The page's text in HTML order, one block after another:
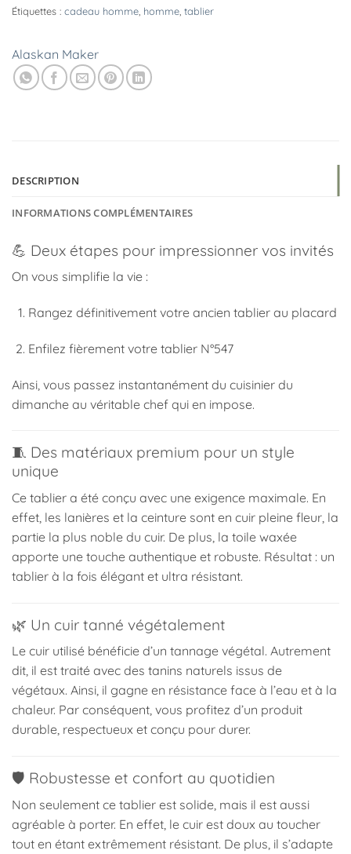
Étiquettes : cadeau homme homme tablier
Alaskan Maker
DESCRIPTION
INFORMATIONS COMPLÉMENTAIRES
💪 Deux étapes pour impressionner vos invités
On vous simplifie la vie :
Rangez définitivement votre ancien tablier au placard
Enfilez fièrement votre tablier N°547
Ainsi, vous passez instantanément du cuisinier du
dimanche au véritable chef qui en impose.
🧵 Des matériaux premium pour un style
unique
Ce tablier a été conçu avec une exigence maximale. En
effet, les lanières et la ceinture sont en cuir pleine fleur, la
partie la plus noble du cuir. De plus, la toile waxée
apporte une touche authentique et robuste. Résultat : un
tablier à la fois élégant et ultra résistant.
🌿 Un cuir tanné végétalement
Le cuir utilisé bénéficie d’un tannage végétal. Autrement
dit, il est traité avec des tanins naturels issus de
végétaux. Ainsi, il gagne en résistance face à l’eau et à la
chaleur. Par conséquent, vous profitez d’un produit
durable, respectueux et conçu pour durer.
🛡️ Robustesse et confort au quotidien
Non seulement ce tablier est solide, mais il est aussi
agréable à porter. En effet, le cuir est doux au toucher
tout en étant extrêmement résistant. De plus, il s’adapte